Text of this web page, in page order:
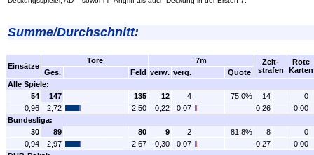
Summe/Durchschnitt:
Einsätze
Tore 7m
Zeit-
strafen
Rote
Karten
Ges. Feld verw. verg.
Quote
Alle Spiele:
54
147 135 12 4 75,0% 14
0
0,96
2,72 2,50 0,22 0,07 0,26
0,00
Bundesliga:
30
89 80 9 2 81,8% 8
0
0,94
2,97 2,67 0,30 0,07 0,27
0,00